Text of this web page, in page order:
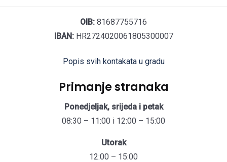
OIB: 81687755716
IBAN:HR2724020061805300007
Popis svih kontakata u gradu
Primanje stranaka
Ponedjeljak, srijeda i petak
08:30 – 11:00 i 12:00 – 15:00
Utorak
12:00 – 15:00